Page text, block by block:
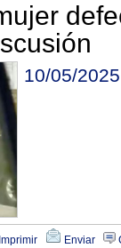
10/05/2025
Imprimir Enviar